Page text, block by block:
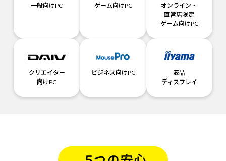
一般向けPC ゲーム向けPC
オンライン・
直営店限定
ゲーム向けPC
クリエイター
向けPC
ビジネス向けPC
液晶
ディスプレイ